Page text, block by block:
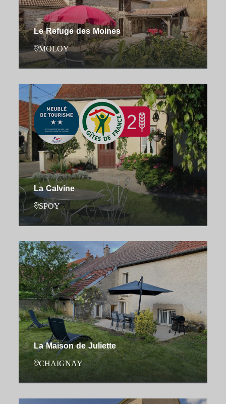
Le Refuge des Moines
MOLOY
La Calvine
SPOY
La Maison de Juliette
CHAIGNAY